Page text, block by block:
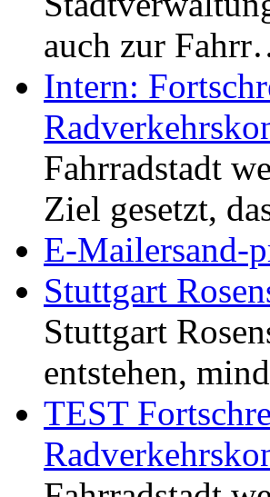
auch zur
Intern:
Fahrradstadt
Ziel gesetzt,
E-Mailersand-
Stuttgart
Stuttgart
entstehen,
TEST